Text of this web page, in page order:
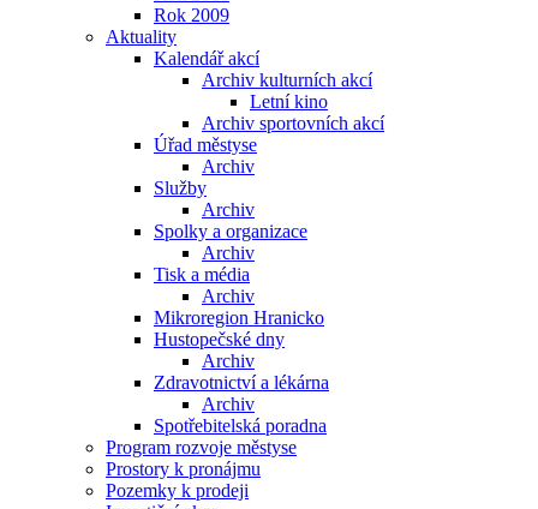
Rok 2009
Aktuality
Kalendář akcí
Archiv kulturních akcí
Letní kino
Archiv sportovních akcí
Úřad městyse
Archiv
Služby
Archiv
Spolky a organizace
Archiv
Tisk a média
Archiv
Mikroregion Hranicko
Hustopečské dny
Archiv
Zdravotnictví a lékárna
Archiv
Spotřebitelská poradna
Program rozvoje městyse
Prostory k pronájmu
Pozemky k prodeji